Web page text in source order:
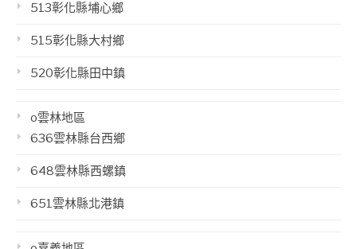
513彰化縣埔心鄉
515彰化縣大村鄉
520彰化縣田中鎮
o雲林地區
636雲林縣台西鄉
648雲林縣西螺鎮
651雲林縣北港鎮